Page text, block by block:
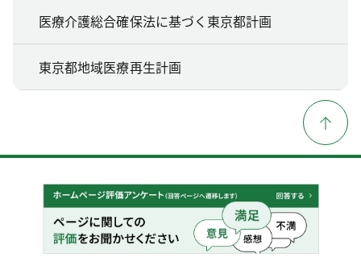
医療介護総合確保法に基づく東京都計画
東京都地域医療再生計画